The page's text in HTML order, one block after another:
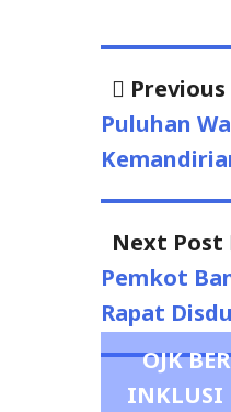
Post
Puluhan
Next Post
Pemkot
Rapat
OJK
INKLUSI